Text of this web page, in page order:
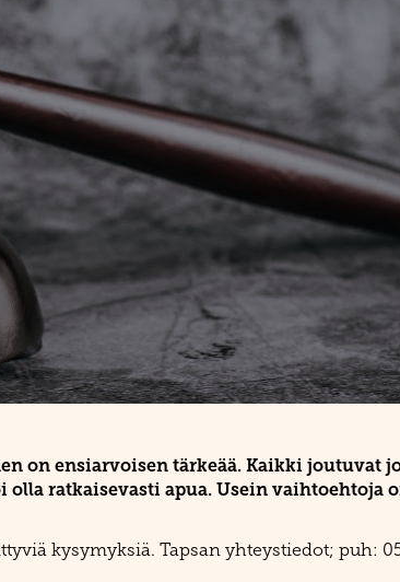
on ensiarvoisen tärkeää. Kaikki joutuvat
ratkaisevasti apua. Usein vaihtoehtoja
kysymyksiä. Tapsan yhteystiedot; puh: